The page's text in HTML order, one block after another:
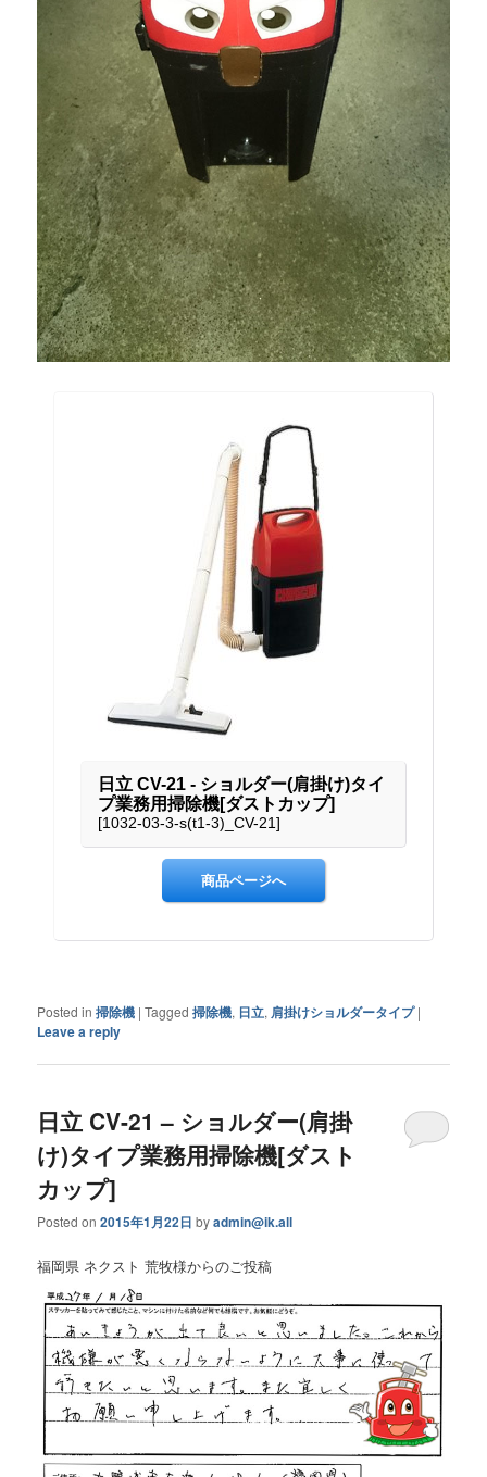
Posted in 掃除機 |Tagged 掃除機, 日立, 肩掛けショルダータイプ |
Leave a reply
日立 CV-21 – ショルダー(肩掛
け)タイプ業務用掃除機[ダスト
カップ]
Posted on2015年1月22日 byadmin@ik.all
福岡県 ネクスト 荒牧様からのご投稿